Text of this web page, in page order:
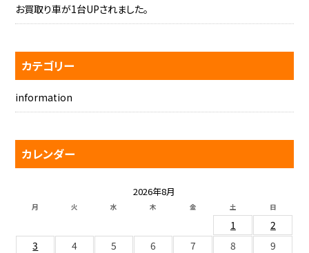
お買取り車が1台UPされました。
カテゴリー
information
カレンダー
2026年8月
月 火 水 木 金 土 日
1
2
3
4 5 6 7 8
9